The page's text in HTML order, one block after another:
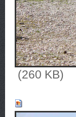
(260 KB)